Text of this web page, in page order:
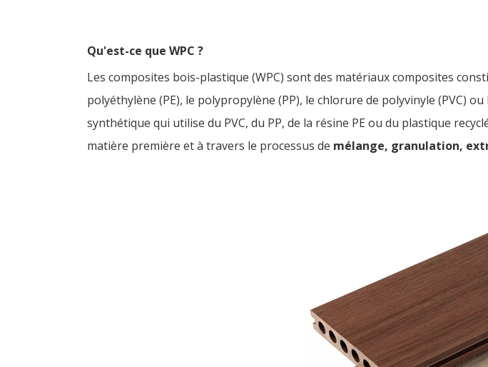
Qu'est-ce que WPC ?
Les composites bois-plastique (WPC) sont des matériaux composites
polyéthylène (PE), le polypropylène (PP), le chlorure de polyvinyle (PVC)
synthétique qui utilise du PVC, du PP, de la résine PE ou du plastique
matière première et à travers le processus de mélange, granulation,